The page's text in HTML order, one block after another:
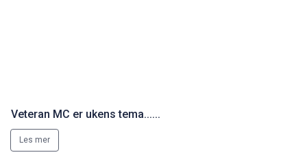
Veteran MC er ukens tema......
Les mer